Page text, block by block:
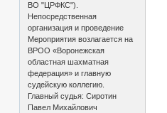
ВО "ЦРФКС").
Непосредственная
организация и проведение
Мероприятия возлагается на
ВРОО «Воронежская
областная шахматная
федерация» и главную
судейскую коллегию.
Главный судья: Сиротин
Павел Михайлович